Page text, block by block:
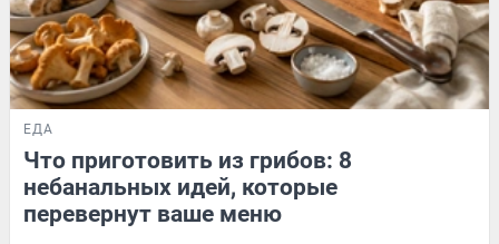
ЕДА
Что приготовить из грибов: 8
небанальных идей, которые
перевернут ваше меню